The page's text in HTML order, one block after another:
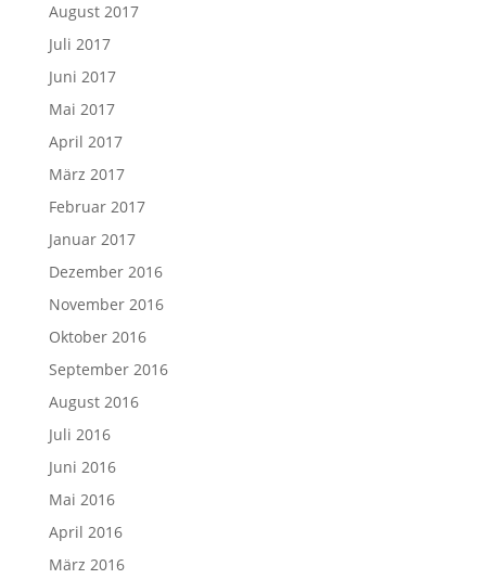
August 2017
Juli 2017
Juni 2017
Mai 2017
April 2017
März 2017
Februar 2017
Januar 2017
Dezember 2016
November 2016
Oktober 2016
September 2016
August 2016
Juli 2016
Juni 2016
Mai 2016
April 2016
März 2016